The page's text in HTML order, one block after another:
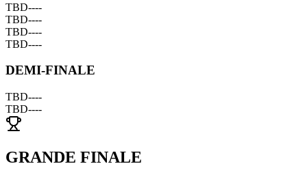
TBD----
TBD----
TBD----
TBD----
DEMI-FINALE
TBD----
TBD----
GRANDE FINALE